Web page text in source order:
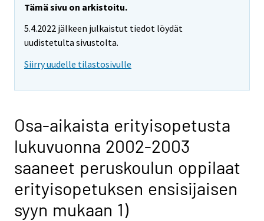
Tämä sivu on arkistoitu.
5.4.2022 jälkeen julkaistut tiedot löydät
uudistetulta sivustolta.
Siirry uudelle tilastosivulle
Osa-aikaista erityisopetusta
lukuvuonna 2002-2003
saaneet peruskoulun oppilaat
erityisopetuksen ensisijaisen
syyn mukaan 1)